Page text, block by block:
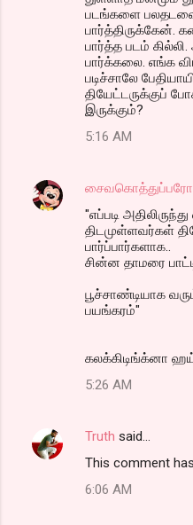
படங்களை
பார்த்திருக்கேன்.
பார்த்த படம் கில்லி.
பார்க்கலை. எங்க
படிச்சாலே
தியேட்டருக்குப்
இருக்கும்?
5:16 AM
"எப்படி
திடமுள்ளவர்கள்
பார்ப்பார்களாக..
சின்ன தாமரை
பூச்சாண்டியாக
பயங்கரம்"
கலக்கிடிங்க்னா
5:26 AM
Truth said…
This comment
6:06 AM